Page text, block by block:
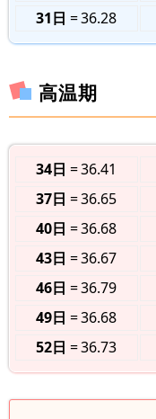
31日
36.28
高温期
34日 36.41
37日
36.65
40日
36.68
43日
36.67
46日
36.79
49日
36.68
52日
36.73